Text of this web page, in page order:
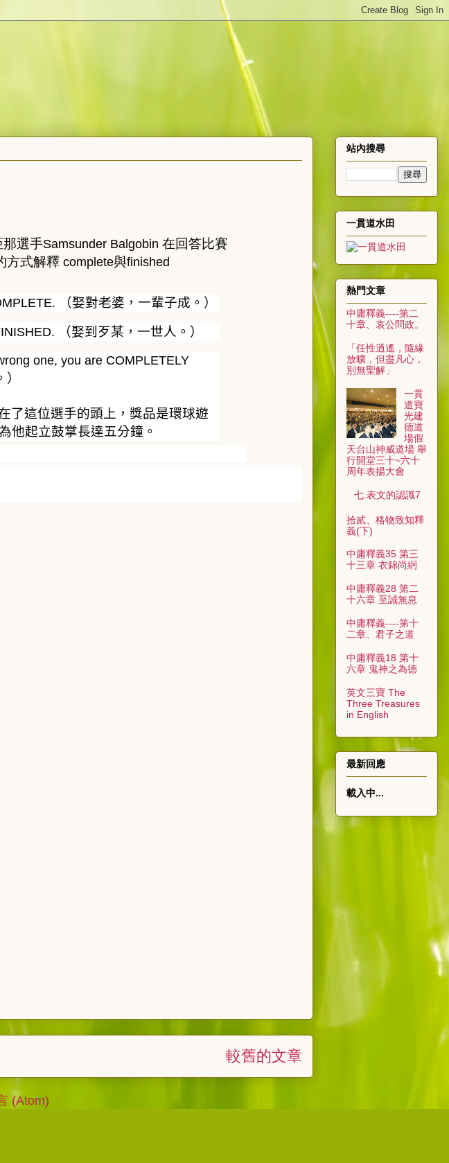
那選手Samsunder Balgobin 在回答比賽
式解釋 complete與finished
（娶對老婆，一輩子成。）
（娶到歹某，一世人。）
one, you are COMPLETELY
了這位選手的頭上，獎品是環球遊
他起立鼓掌長達五分鐘。
較舊的文章
(Atom)
站內搜尋
一貫道水田
熱門文章
中庸釋義----第二
十章、哀公問政。
「任性逍遙，隨緣
放曠，但盡凡心，
別無聖解」
一貫
道寶
光建
德道
場假
天台山神威道場 舉
行開堂三十~六十
周年表揚大會
七.表文的認識7
拾貳、格物致知釋
義(下)
中庸釋義35 第三
十三章 衣錦尚絅
中庸釋義28 第二
十六章 至誠無息
中庸釋義----第十
二章、君子之道
中庸釋義18 第十
六章 鬼神之為德
英文三寶 The
Three Treasures
in English
最新回應
載入中...